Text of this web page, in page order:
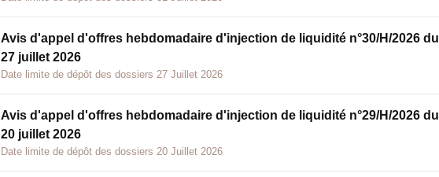
Avis d'appel d'offres hebdomadaire d'injection de liquidité n°30/H/2026 du
27 juillet 2026
Date limite de dépôt des dossiers 27 Juillet 2026
Avis d'appel d'offres hebdomadaire d'injection de liquidité n°29/H/2026 du
20 juillet 2026
Date limite de dépôt des dossiers 20 Juillet 2026